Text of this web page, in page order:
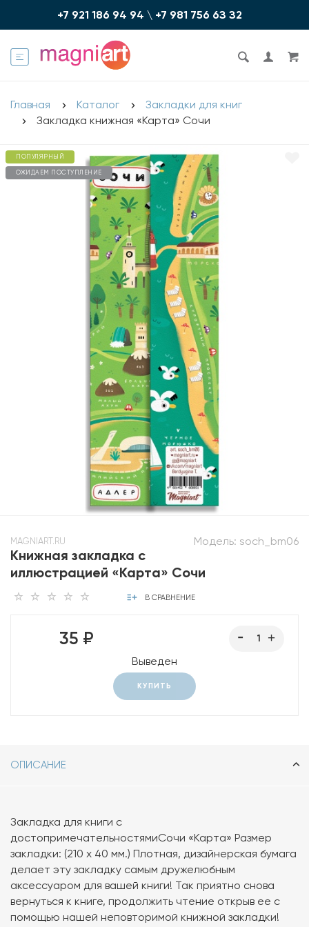
+7 921 186 94 94 \ +7 981 756 6З З2
Главная Каталог
Закладки для книг
Закладка книжная «Карта» Сочи
ПОПУЛЯРНЫЙ
ОЖИДАЕМ ПОСТУПЛЕНИЕ
Модель: soch_bm06
MAGNIART.RU
Книжная закладка с
иллюстрацией «Карта» Сочи
В СРАВНЕНИЕ
35 ₽
Выведен
КУПИТЬ
ОПИСАНИЕ
Закладка для книги с
достопримечательностямиСочи «Карта» Размер
закладки: (210 х 40 мм.) Плотная, дизайнерская бумага
делает эту закладку самым дружелюбным
аксессуаром для вашей книги! Так приятно снова
вернуться к книге, продолжить чтение открыв ее с
помощью нашей неповторимой книжной закладки!